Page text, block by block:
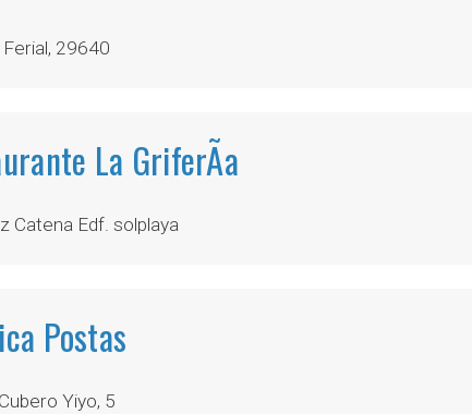
29640
La GriferÃ­a
Catena Edf. solplaya
Postas
Yiyo, 5